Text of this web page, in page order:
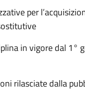
per
in vigore dal 1°
rilasciate dalla